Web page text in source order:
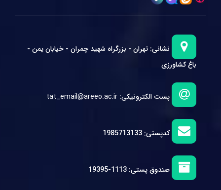
نشانی: تهران - بزرگراه شهید چمران - خیابان یمن -
باغ کشاورزی
پست الکترونیکی: tat_email@areeo.ac.ir
کدپستی: 1985713133
صندوق پستی: 1113-19395